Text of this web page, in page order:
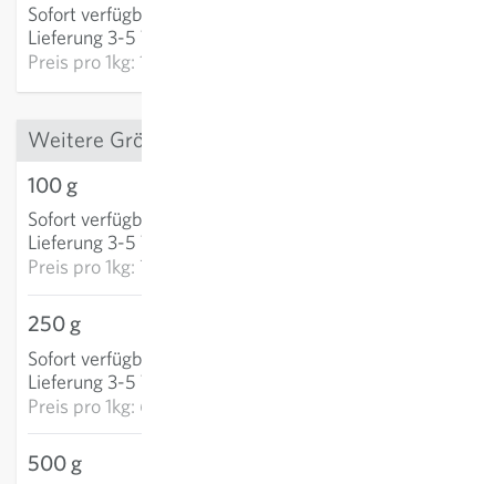
Sofort verfügbar
Lieferung 3-5 Tage
Preis pro1kg: 129,60 €
Weitere Grössen
100 g
Sofort verfügbar
Lieferung 3-5 Tage
Preis pro1kg: 75,60 €
250 g
Sofort verfügbar
Lieferung 3-5 Tage
Preis pro1kg: 62,64 €
500 g